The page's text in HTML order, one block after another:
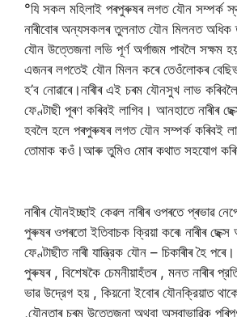
°যি সকল মহিলাই পৰপুৰুষৰ লগত যৌন সম্পৰ্ক
নাৰীবোৰ অন্যসকলৰ তুলনাত যৌন মিলনত
যৌন উত্তেজনা লভি পূৰ্ণ অর্গাজম পাবলৈ সক্ষম
এজনৰ লগতেই যৌন মিলন কৰে তেওঁলোকৰ
হ’ব নোৱাৰে।নাৰীৰ এই চৰম যৌনসুখ লাভ কৰিবলৈ
ফেণ্টাছী পূৰণ কৰিবই লাগিব। আনহাতে নাৰীৰ
হবলৈ হলে পৰপুৰুষৰ লগত যৌন সম্পৰ্ক কৰিবই
তোমাক কওঁ।আৰু তুমিও মোৰ কথাত সহযোগ
নাৰীৰ যৌনইচ্ছাই কেৱল নাৰীৰ ওপৰতে প্ৰভাৱ
পুৰুষৰ ওপৰতাে ইতিবাচক ক্রিয়া কৰে৷ নাৰীৰ
ফেণ্টাছীত নাৰী যান্ত্রিক যৌন – চিকাৰীৰ হৈ
পুৰুষৰ , বিশেষকৈ চেমনীয়াহঁতৰ , মনত নাৰীৰ
ভাৱ উদ্রেগ হয় , কিয়নাে ইবােৰ যৌনক্রিয়াত
,যৌনতাৰ চৰম উত্তেজনা অথবা অস্বাভাৱিক